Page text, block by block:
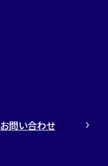
お問い合わせ